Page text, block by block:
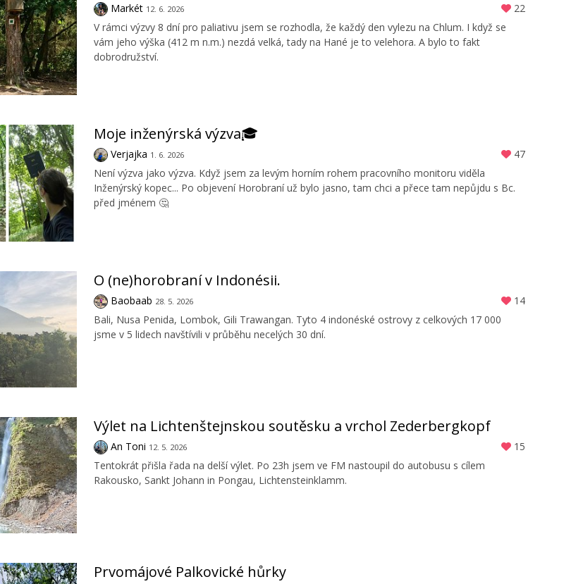
Markét 12. 6. 2026
22
V rámci výzvy 8 dní pro paliativu jsem se rozhodla, že každý den vylezu na Chlum. I když se
vám jeho výška (412 m n.m.) nezdá velká, tady na Hané je to velehora. A bylo to fakt
dobrodružství.
Moje inženýrská výzva🎓
Verjajka 1. 6. 2026
47
Není výzva jako výzva. Když jsem za levým horním rohem pracovního monitoru viděla
Inženýrský kopec... Po objevení Horobraní už bylo jasno, tam chci a přece tam nepůjdu s Bc.
před jménem 🤔
O (ne)horobraní v Indonésii.
Baobaab 28. 5. 2026
14
Bali, Nusa Penida, Lombok, Gili Trawangan. Tyto 4 indonéské ostrovy z celkových 17 000
jsme v 5 lidech navštívili v průběhu necelých 30 dní.
Výlet na Lichtenštejnskou soutěsku a vrchol Zederbergkopf
An Toni 12. 5. 2026
15
Tentokrát přišla řada na delší výlet. Po 23h jsem ve FM nastoupil do autobusu s cílem
Rakousko, Sankt Johann in Pongau, Lichtensteinklamm.
Prvomájové Palkovické hůrky